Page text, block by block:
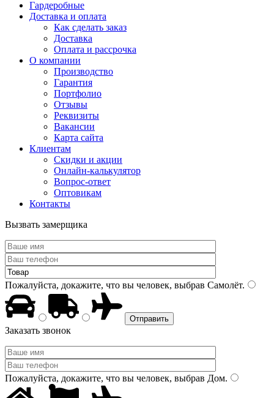
Гардеробные
Доставка и оплата
Как сделать заказ
Доставка
Оплата и рассрочка
О компании
Производство
Гарантия
Портфолио
Отзывы
Реквизиты
Вакансии
Карта сайта
Клиентам
Скидки и акции
Онлайн-калькулятор
Вопрос-ответ
Оптовикам
Контакты
Вызвать замерщика
Пожалуйста, докажите, что вы человек, выбрав Самолёт.
Заказать звонок
Пожалуйста, докажите, что вы человек, выбрав Дом.